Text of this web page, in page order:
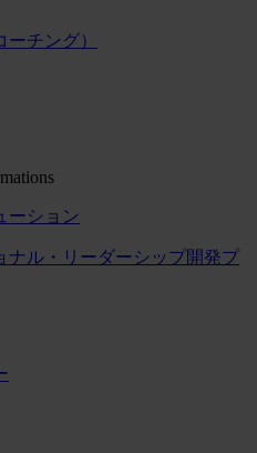
チング）
ーション
ナル・リーダーシップ開発プ